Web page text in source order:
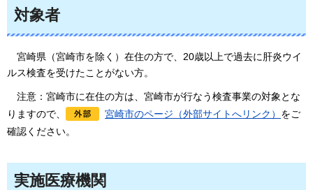
対象者
宮崎県 （宮崎市を除く）在住の方で、20歳以上で過去に肝炎ウイ
ルス検査を受けたことがない方。
注意： 宮崎市に在住の方は、宮崎市が行なう検査事業の対象とな
りますので、
宮崎市のページ（外部サイトへリンク） をご
確認ください。
実施医療機関